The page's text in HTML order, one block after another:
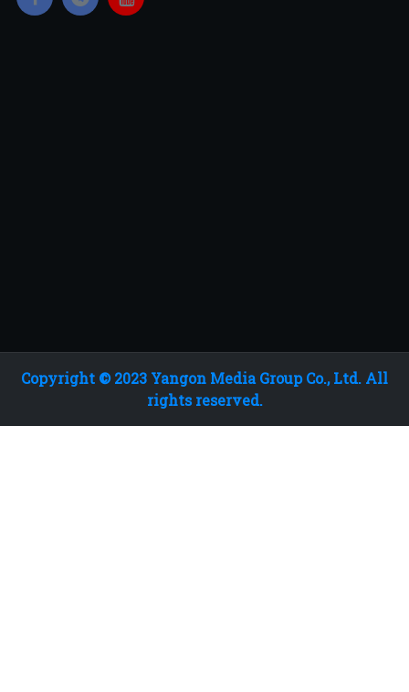
Copyright © 2023 Yangon Media Group Co., Ltd. All
rights reserved.